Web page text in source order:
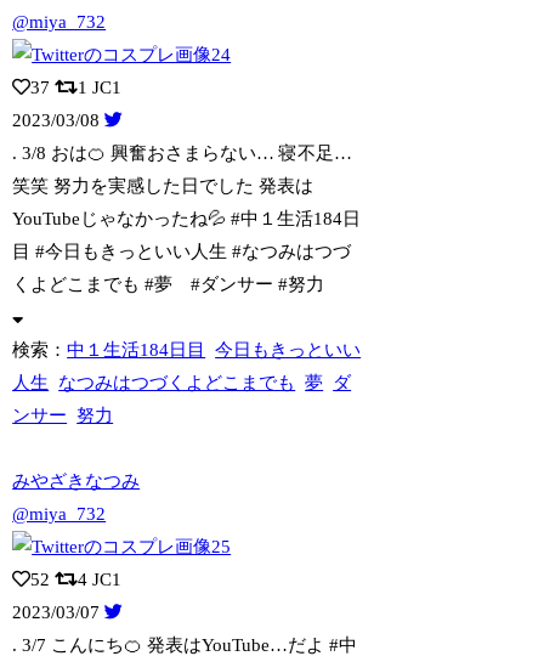
@miya_732
37 1 JC1
2023/03/08
. 3/8 おは🍊 興奮おさまらない… 寝不足…
笑笑 努力を実感した日でした 発表は
YouTubeじゃなかったね💦 #中１生活184日
目 #今日もきっといい人生 #なつみはつづ
くよどこまでも #夢 #ダンサー #努力
検索：中１生活184日目
今日もきっといい
人生
なつみはつづくよどこまでも 夢
ダ
ンサー 努力
みやざきなつみ
@miya_732
52 4 JC1
2023/03/07
. 3/7 こんにち🍊 発表はYouTube…だよ #中